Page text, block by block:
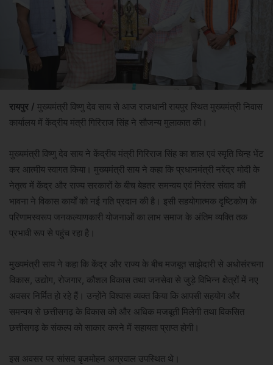
रायपुर / मुख्यमंत्री विष्णु देव साय से आज राजधानी रायपुर स्थित मुख्यमंत्री निवास
कार्यालय में केंद्रीय मंत्री गिरिराज सिंह ने सौजन्य मुलाकात की।
मुख्यमंत्री विष्णु देव साय ने केंद्रीय मंत्री गिरिराज सिंह का शाल एवं स्मृति चिन्ह भेंट
कर आत्मीय स्वागत किया। मुख्यमंत्री साय ने कहा कि प्रधानमंत्री नरेंद्र मोदी के
नेतृत्व में केंद्र और राज्य सरकारों के बीच बेहतर समन्वय एवं निरंतर संवाद की
भावना ने विकास कार्यों को नई गति प्रदान की है। इसी सहयोगात्मक दृष्टिकोण के
परिणामस्वरूप जनकल्याणकारी योजनाओं का लाभ समाज के अंतिम व्यक्ति तक
प्रभावी रूप से पहुंच रहा है।
मुख्यमंत्री साय ने कहा कि केंद्र और राज्य के बीच मजबूत साझेदारी से अधोसंरचना
विकास, उद्योग, रोजगार, कौशल विकास तथा जनसेवा से जुड़े विभिन्न क्षेत्रों में नए
अवसर निर्मित हो रहे हैं। उन्होंने विश्वास व्यक्त किया कि आपसी सहयोग और
समन्वय से छत्तीसगढ़ के विकास को और अधिक मजबूती मिलेगी तथा विकसित
छत्तीसगढ़ के संकल्प को साकार करने में सहायता प्राप्त होगी।
इस अवसर पर सांसद बृजमोहन अग्रवाल उपस्थित थे।